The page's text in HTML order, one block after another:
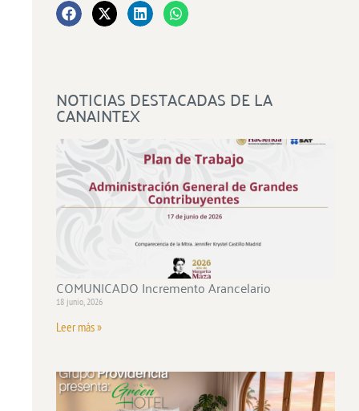
NOTICIAS DESTACADAS DE LA
CANAINTEX
COMUNICADO Incremento Arancelario
18 junio, 2026
Leer más »